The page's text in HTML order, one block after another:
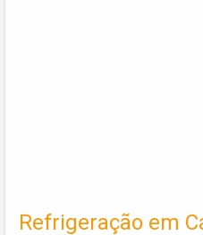
Refrigeração em